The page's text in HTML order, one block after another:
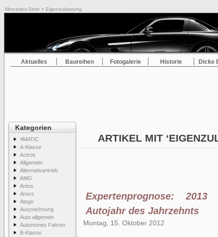
Mercedes-Seite > Eigenzulassung
Aktuelles Baureihen Fotogalerie Historie Dicke
Kategorien
4MATIC
A-Klasse
Actros
Allgemein
Alternativantrieb
AMG
Antos
Arocs
Atego
Auszeichnung
Auto allgemein
Autonomes Fahren
B-Klasse
ARTIKEL MIT
Expertenprognose:
Autojahr des Jahrzehnts
Montag, 15. Oktober 2012